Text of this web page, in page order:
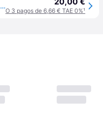
BANDA SUJETAESPINILLERAS NIKE 905162 NEGRO
O 3 pagos de 6,66 € TAE 0%¹